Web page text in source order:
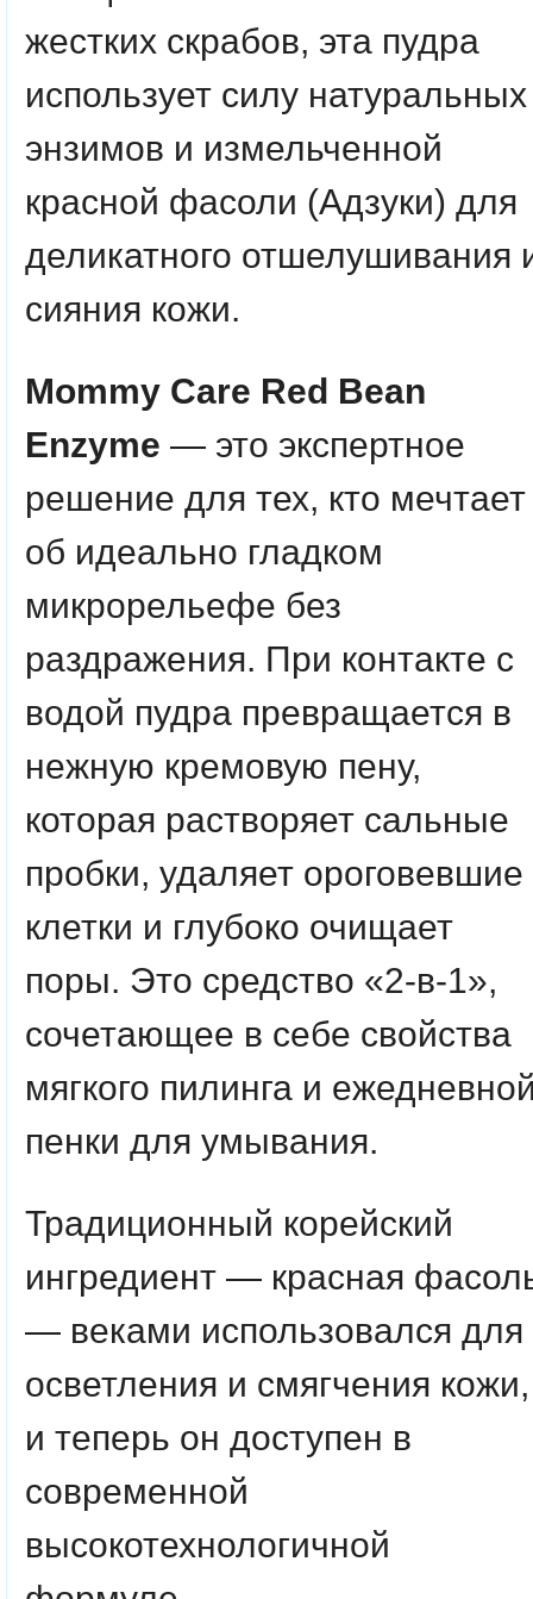
жестких скрабов, эта пудра
использует силу натуральных
энзимов и измельченной
красной фасоли (Адзуки) для
деликатного отшелушивания
сияния кожи.
Mommy Care Red Bean
Enzyme — это экспертное
решение для тех, кто мечтает
об идеально гладком
микрорельефе без
раздражения. При контакте с
водой пудра превращается в
нежную кремовую пену,
которая растворяет сальные
пробки, удаляет ороговевшие
клетки и глубоко очищает
поры. Это средство «2-в-1»,
сочетающее в себе свойства
мягкого пилинга и
пенки для умывания.
Традиционный корейский
ингредиент — красная
— веками использовался для
осветления и смягчения кожи,
и теперь он доступен в
современной
высокотехнологичной